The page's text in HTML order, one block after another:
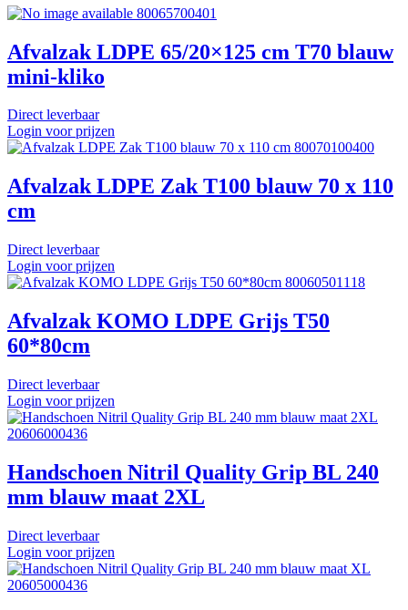
80065700401
Afvalzak LDPE 65/20×125 cm T70 blauw
mini-kliko
Direct leverbaar
Login voor prijzen
80070100400
Afvalzak LDPE Zak T100 blauw 70 x 110
cm
Direct leverbaar
Login voor prijzen
80060501118
Afvalzak KOMO LDPE Grijs T50
60*80cm
Direct leverbaar
Login voor prijzen
20606000436
Handschoen Nitril Quality Grip BL 240
mm blauw maat 2XL
Direct leverbaar
Login voor prijzen
20605000436